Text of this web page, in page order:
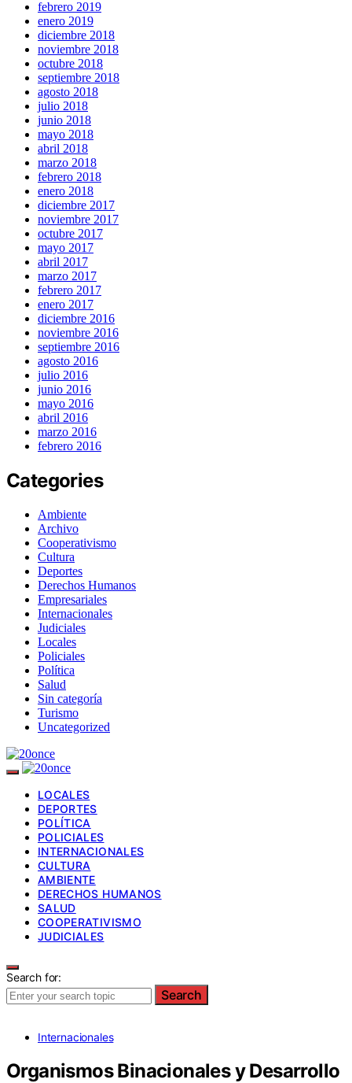
febrero 2019
enero 2019
diciembre 2018
noviembre 2018
octubre 2018
septiembre 2018
agosto 2018
julio 2018
junio 2018
mayo 2018
abril 2018
marzo 2018
febrero 2018
enero 2018
diciembre 2017
noviembre 2017
octubre 2017
mayo 2017
abril 2017
marzo 2017
febrero 2017
enero 2017
diciembre 2016
noviembre 2016
septiembre 2016
agosto 2016
julio 2016
junio 2016
mayo 2016
abril 2016
marzo 2016
febrero 2016
Categories
Ambiente
Archivo
Cooperativismo
Cultura
Deportes
Derechos Humanos
Empresariales
Internacionales
Judiciales
Locales
Policiales
Política
Salud
Sin categoría
Turismo
Uncategorized
LOCALES
DEPORTES
POLÍTICA
POLICIALES
INTERNACIONALES
CULTURA
AMBIENTE
DERECHOS HUMANOS
SALUD
COOPERATIVISMO
JUDICIALES
Search for:
Search
Internacionales
Organismos Binacionales y Desarrollo